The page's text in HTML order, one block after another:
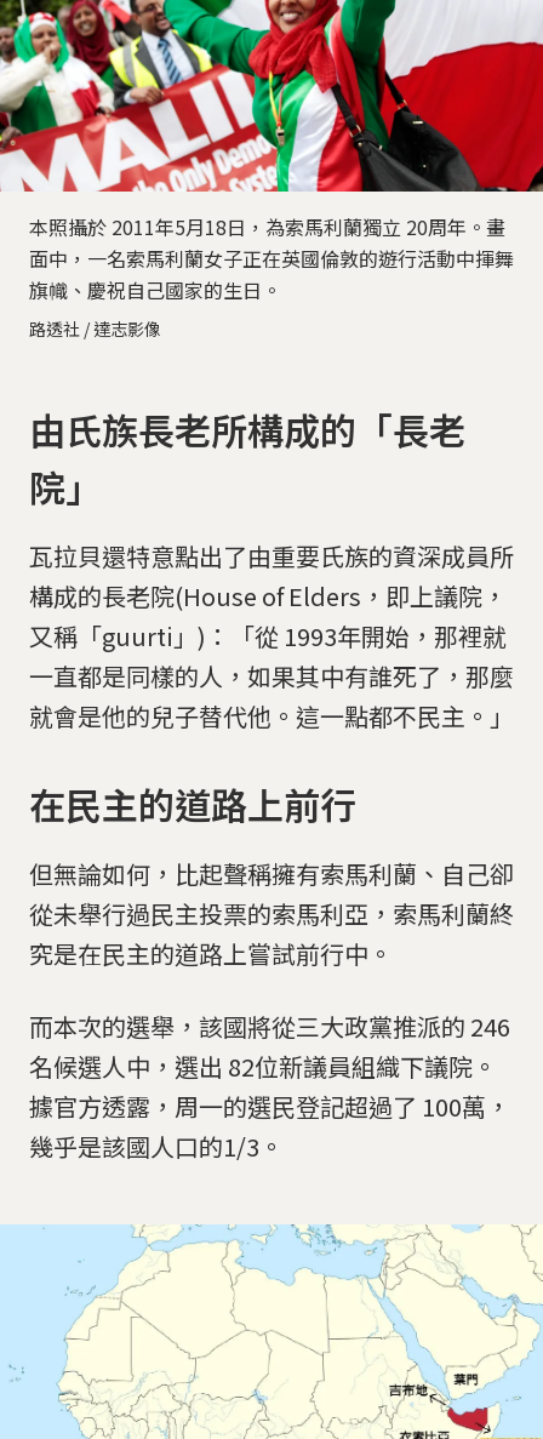
本照攝於 2011年5月18日，為索馬利蘭獨立 20周年。畫
面中，一名索馬利蘭女子正在英國倫敦的遊行活動中揮舞
旗幟、慶祝自己國家的生日。
路透社 / 達志影像
由氏族長老所構成的「長老
院」
瓦拉貝還特意點出了由重要氏族的資深成員所
構成的長老院(House of Elders，即上議院，
又稱「guurti」)：「從 1993年開始，那裡就
一直都是同樣的人，如果其中有誰死了，那麼
就會是他的兒子替代他。這一點都不民主。」
在民主的道路上前行
但無論如何，比起聲稱擁有索馬利蘭、自己卻
從未舉行過民主投票的索馬利亞，索馬利蘭終
究是在民主的道路上嘗試前行中。
而本次的選舉，該國將從三大政黨推派的 246
名候選人中，選出 82位新議員組織下議院。
據官方透露，周一的選民登記超過了 100萬，
幾乎是該國人口的1/3。